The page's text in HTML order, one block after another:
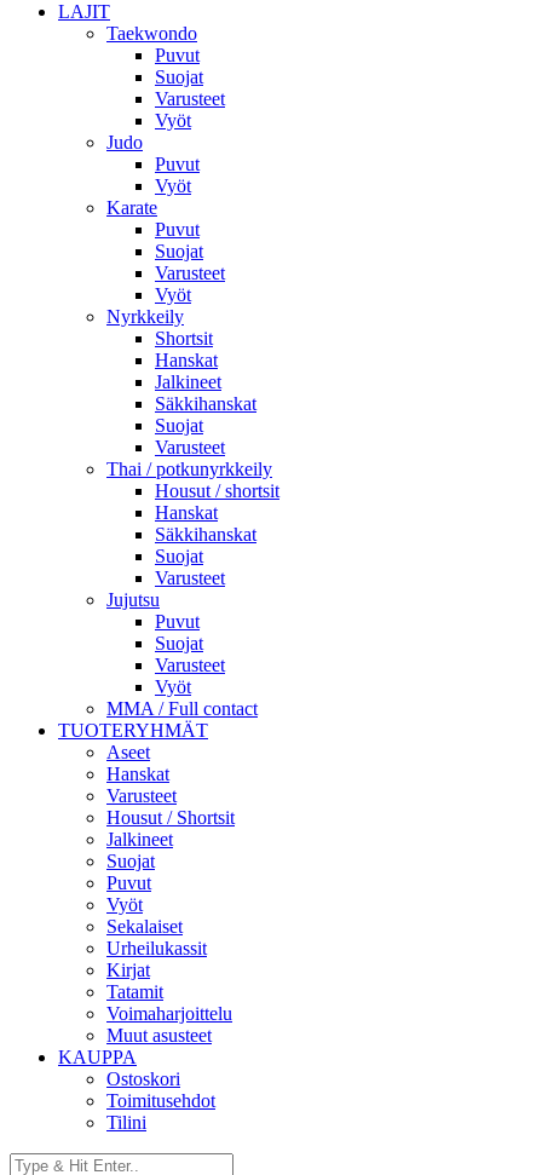
LAJIT
Taekwondo
Puvut
Suojat
Varusteet
Vyöt
Judo
Puvut
Vyöt
Karate
Puvut
Suojat
Varusteet
Vyöt
Nyrkkeily
Shortsit
Hanskat
Jalkineet
Säkkihanskat
Suojat
Varusteet
Thai / potkunyrkkeily
Housut / shortsit
Hanskat
Säkkihanskat
Suojat
Varusteet
Jujutsu
Puvut
Suojat
Varusteet
Vyöt
MMA / Full contact
TUOTERYHMÄT
Aseet
Hanskat
Varusteet
Housut / Shortsit
Jalkineet
Suojat
Puvut
Vyöt
Sekalaiset
Urheilukassit
Kirjat
Tatamit
Voimaharjoittelu
Muut asusteet
KAUPPA
Ostoskori
Toimitusehdot
Tilini